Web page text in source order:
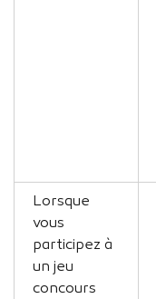
Lorsque
vous
participez à
un jeu
concours